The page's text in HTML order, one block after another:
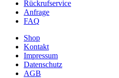
Rückrufservice
Anfrage
FAQ
Shop
Kontakt
Impressum
Datenschutz
AGB